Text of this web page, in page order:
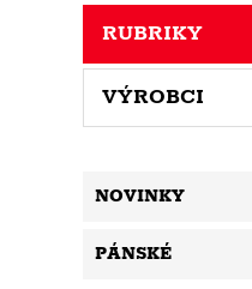
RUBRIKY
VÝROBCI
NOVINKY
PÁNSKÉ